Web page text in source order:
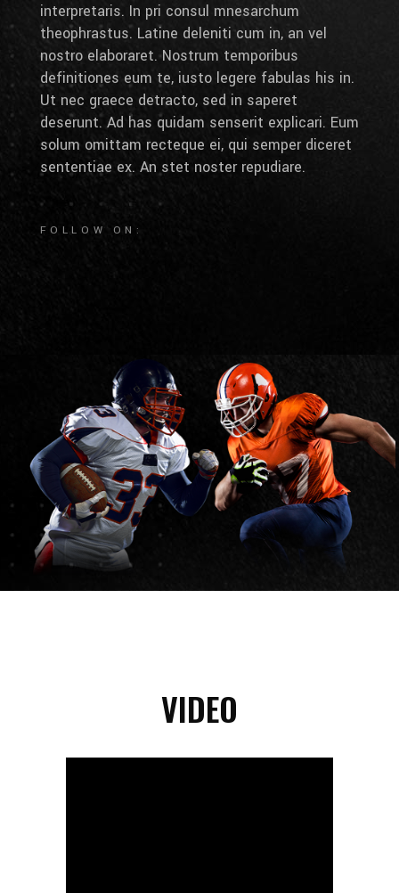
interpretaris. In pri consul mnesarchum
theophrastus. Latine deleniti cum in, an vel
nostro elaboraret. Nostrum temporibus
definitiones eum te, iusto legere fabulas his in.
Ut nec graece detracto, sed in saperet
deserunt. Ad has quidam senserit explicari. Eum
solum omittam recteque ei, qui semper diceret
sententiae ex. An stet noster repudiare.
FOLLOW ON:
VIDEO